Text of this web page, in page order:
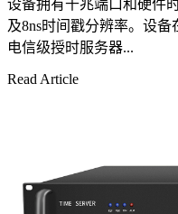
设备拥有千兆端口和硬件
及8ns时间戳分辨率。设
电信级授时服务器...
Read Article